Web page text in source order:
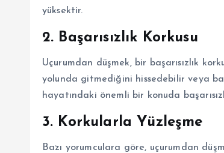
yüksektir.
2. Başarısızlık Korkusu
Uçurumdan düşmek, bir başarısızlık
yolunda gitmediğini hissedebilir veya
hayatındaki önemli bir konuda
3. Korkularla Yüzleşme
Bazı yorumculara göre, uçurumdan